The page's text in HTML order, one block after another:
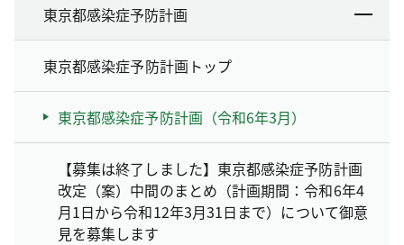
東京都感染症予防計画
東京都感染症予防計画トップ
東京都感染症予防計画（令和6年3月）
【募集は終了しました】東京都感染症予防計画
改定（案）中間のまとめ（計画期間：令和6年4
月1日から令和12年3月31日まで）について御意
見を募集します